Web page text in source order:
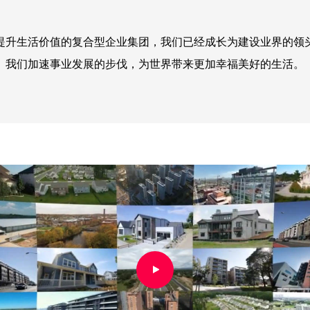
升生活价值的复合型企业集团，我们已经成长为建设业界的领
我们加速事业发展的步伐，为世界带来更加幸福美好的生活。